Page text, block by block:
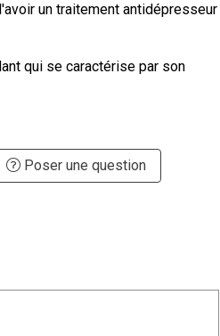
un traitement antidépresseur
qui se caractérise par son
Poser une question